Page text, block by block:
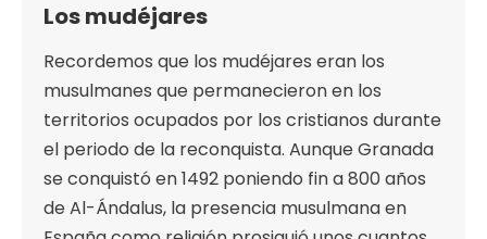
Los mudéjares
Recordemos que los mudéjares eran los
musulmanes que permanecieron en los
territorios ocupados por los cristianos durante
el periodo de la reconquista. Aunque Granada
se conquistó en 1492 poniendo fin a 800 años
de Al-Ándalus, la presencia musulmana en